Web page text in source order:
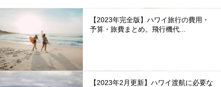
【2023年完全版】ハワイ旅行の費用・
予算・旅費まとめ。飛行機代...
【2023年2月更新】ハワイ渡航に必要な